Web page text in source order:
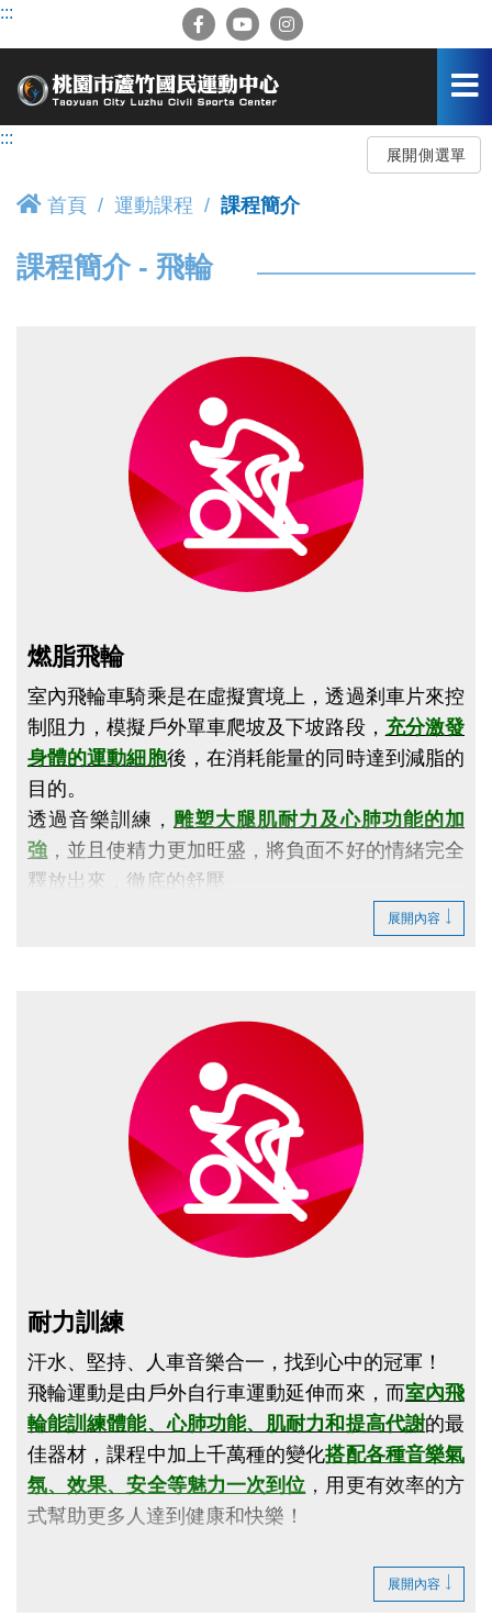
跳
容
:::
:::
展開側選單
首頁 運動課程 課程簡介
課程簡介 - 飛輪
燃脂飛輪
室內飛輪車騎乘是在虛擬實境上，透過剎車片來控
制阻力，模擬戶外單車爬坡及下坡路段， 充分激發
身體的運動細胞後，在消耗能量的同時達到減脂的
目的。
透過音樂訓練， 雕塑大腿肌耐力及心肺功能的加
強 ，並且使精力更加旺盛，將負面不好的情緒完全
釋放出來，徹底的舒壓
，進而達到減脂、塑身的效
水壺、毛巾、運動鞋 。
展開內容
耐力訓練
汗水、堅持、人車音樂合一，找到心中的冠軍！
飛輪運動是由戶外自行車運動延伸而來，而室內飛
輪能訓練體能、心肺功能、肌耐力和提高代謝的最
佳器材，課程中加上千萬種的變化搭配各種音樂氣
氛、效果、安全等魅力一次到位 ，用更有效率的方
式幫助更多人達到健康和快樂！
展開內容